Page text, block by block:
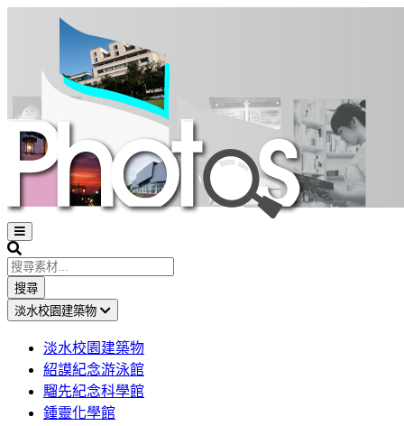
Open
sidebar
Search
搜尋
淡水校園建築物
淡水校園建築物
紹謨紀念游泳館
騮先紀念科學館
鍾靈化學館